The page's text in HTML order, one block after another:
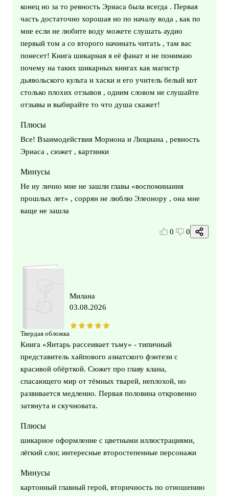
конец но за то ревность Эриаса была всегда . Первая
часть достаточно хорошая но по началу вода , как по
мне если не любите воду можете слушать аудио
первый том а со второго начинать читать , там вас
понесет! Книга шикарная я её фанат и не понимаю
почему на таких шикарных книгах как магистр
дьявольского культа и хаски и его учитель белый кот
столько плохих отзывов , одним словом не слушайте
отзывы и выбирайте то что душа скажет!
Плюсы
Все! Взаимодействия Мориона и Люциана , ревность
Эриаса , сюжет , картинки
Минусы
Не ну лично мне не зашли главы «воспоминания
прошлых лет» , соррян не люблю Элеонору , она мне
ваще не зашла
0 0
Твердая обложка
Милана
03.08.2026
Книга «Янтарь рассеивает тьму» - типичный
представитель хайпового азиатского фэнтези с
красивой обёрткой. Сюжет про главу клана,
спасающего мир от тёмных тварей, неплохой, но
развивается медленно. Первая половина откровенно
затянута и скучновата.
Плюсы
шикарное оформление с цветными иллюстрациями,
лёгкий слог, интересные второстепенные персонажи
Минусы
картонный главный герой, вторичность по отношению